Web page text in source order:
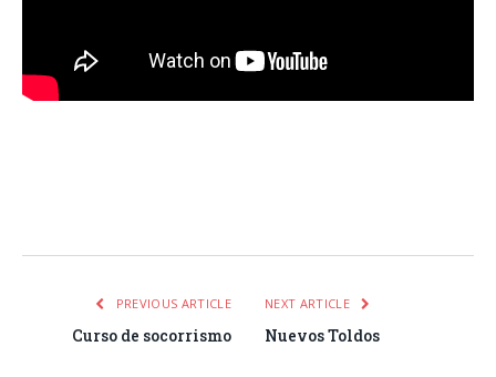
PREVIOUS ARTICLE
Curso de socorrismo
NEXT ARTICLE
Nuevos Toldos